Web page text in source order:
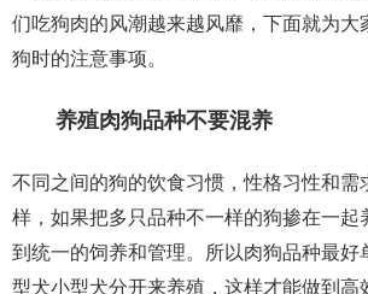
们吃狗肉的风潮越来越风靡，下面就为大
狗时的注意事项。
养殖肉狗品种不要混养
不同之间的狗的饮食习惯，性格习性和需
样，如果把多只品种不一样的狗掺在一起
到统一的饲养和管理。所以肉狗品种最好
型犬小型犬分开来养殖，这样才能做到高